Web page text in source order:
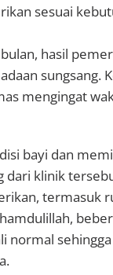
sesuai
hasil
sungsang.
mengingat
bayi dan
klinik
termasuk
normal sehingga